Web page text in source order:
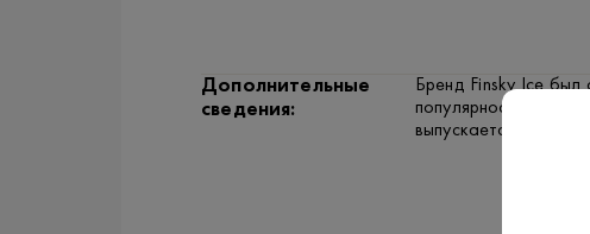
Дополнительные
сведения:
Бренд Finsky Ice
популярность
выпускается в